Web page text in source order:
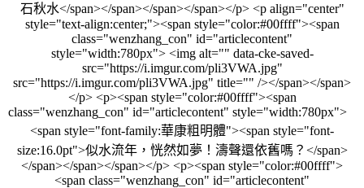
石秋水</span></span></span></span></p> <p align="center"
style="text-align:center;"><span style="color:#00ffff"><span
class="wenzhang_con" id="articlecontent"
style="width:780px"> <img alt="" data-cke-saved-
src="https://i.imgur.com/pli3VWA.jpg"
src="https://i.imgur.com/pli3VWA.jpg" title="" /></span></span>
</p> <p><span style="color:#00ffff"><span
class="wenzhang_con" id="articlecontent" style="width:780px">
<span style="font-family:華康粗明體"><span style="font-
size:16.0pt">似水流年，恍然如夢！濤聲還依舊嗎？</span>
</span></span></span></p> <p><span style="color:#00ffff">
<span class="wenzhang_con" id="articlecontent"